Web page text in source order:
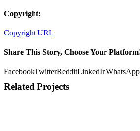
Copyright:
Copyright URL
Share This Story, Choose Your Platform!
FacebookTwitterRedditLinkedInWhatsApp
Related Projects